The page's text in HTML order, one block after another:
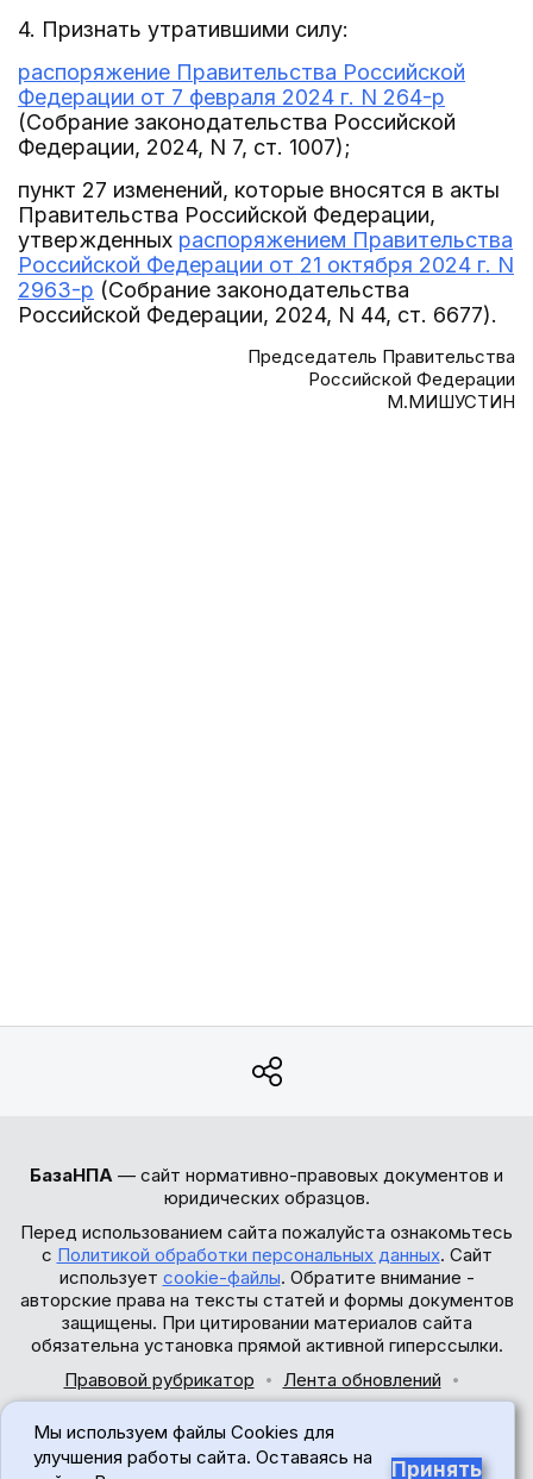
4. Признать утратившими силу:
распоряжение Правительства Российской
Федерации от 7 февраля 2024 г. N 264-р
(Собрание законодательства Российской
Федерации, 2024, N 7, ст. 1007);
пункт 27 изменений, которые вносятся в акты
Правительства Российской Федерации,
утвержденных распоряжением Правительства
Российской Федерации от 21 октября 2024 г. N
2963-р (Собрание законодательства
Российской Федерации, 2024, N 44, ст. 6677).
Председатель Правительства
Российской Федерации
М.МИШУСТИН
БазаНПА — сайт нормативно-правовых документов и
юридических образцов.
Перед использованием сайта пожалуйста ознакомьтесь
с Политикой обработки персональных данных. Сайт
использует cookie-файлы. Обратите внимание -
авторские права на тексты статей и формы документов
защищены. При цитировании материалов сайта
обязательна установка прямой активной гиперссылки.
Правовой рубрикатор
Лента обновлений
© 2017-2026
Мы используем файлы Cookies для
улучшения работы сайта. Оставаясь на
Принять